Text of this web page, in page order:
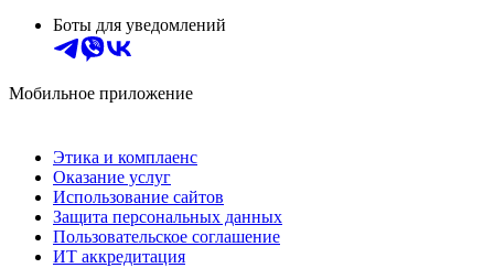
Боты для уведомлений
Мобильное приложение
Этика и комплаенс
Оказание услуг
Использование сайтов
Защита персональных данных
Пользовательское соглашение
ИТ аккредитация